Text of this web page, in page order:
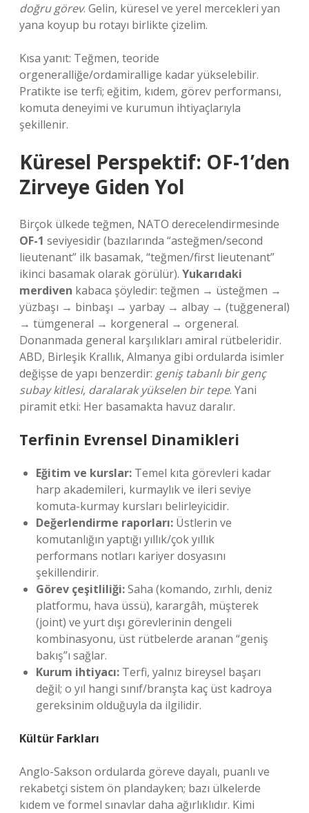
doğru görev. Gelin, küresel ve yerel mercekleri yan
yana koyup bu rotayı birlikte çizelim.
Kısa yanıt: Teğmen, teoride
orgeneralliğe/ordamiral­lige kadar yükselebilir.
Pratikte ise terfi; eğitim, kıdem, görev performansı,
komuta deneyimi ve kurumun ihtiyaçlarıyla
şekillenir.
Küresel Perspektif: OF-1’den
Zirveye Giden Yol
Birçok ülkede teğmen, NATO derecelendirmesinde
OF-1 seviyesidir (bazılarında “asteğmen/second
lieutenant” ilk basamak, “teğmen/first lieutenant”
ikinci basamak olarak görülür). Yukarıdaki
merdiven kabaca şöyledir: teğmen → üsteğmen →
yüzbaşı → binbaşı → yarbay → albay → (tuğgeneral)
→ tümgeneral → korgeneral → orgeneral.
Donanmada general karşılıkları amiral rütbeleridir.
ABD, Birleşik Krallık, Almanya gibi ordularda isimler
değişse de yapı benzerdir: geniş tabanlı bir genç
subay kitlesi, daralarak yükselen bir tepe. Yani
piramit etki: Her basamakta havuz daralır.
Terfinin Evrensel Dinamikleri
Eğitim ve kurslar: Temel kıta görevleri kadar
harp akademileri, kurmaylık ve ileri seviye
komuta-kurmay kursları belirleyicidir.
Değerlendirme raporları: Üstlerin ve
komutanlığın yaptığı yıllık/çok yıllık
performans notları kariyer dosyasını
şekillendirir.
Görev çeşitliliği:Saha (komando, zırhlı, deniz
platformu, hava üssü), karargâh, müşterek
(joint) ve yurt dışı görevlerinin dengeli
kombinasyonu, üst rütbelerde aranan “geniş
bakış”ı sağlar.
Kurum ihtiyacı: Terfi, yalnız bireysel başarı
değil; o yıl hangi sınıf/branşta kaç üst kadroya
gereksinim olduğuyla da ilgilidir.
Kültür Farkları
Anglo-Sakson ordularda göreve dayalı, puanlı ve
rekabetçi sistem ön plandayken; bazı ülkelerde
kıdem ve formel sınavlar daha ağırlıklıdır. Kimi